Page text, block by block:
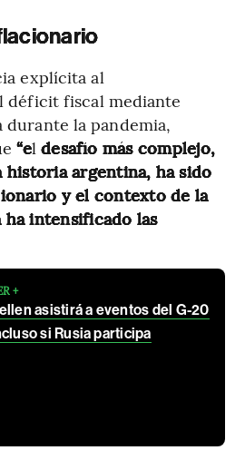
explícita al
déficit fiscal mediante
la pandemia,
“eldesafío más complejo,
argentina, ha sido
y el contexto de la
intensificado las
+
asistirá a eventos del G-20
si Rusia participa